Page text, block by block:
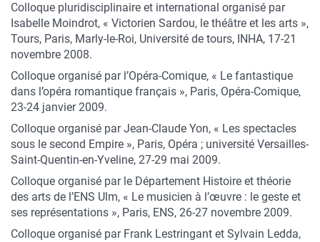
Colloque pluridisciplinaire et international organisé par
Isabelle Moindrot, « Victorien Sardou, le théâtre et les arts »,
Tours, Paris, Marly-le-Roi, Université de tours, INHA, 17-21
novembre 2008.
Colloque organisé par l’Opéra-Comique, « Le fantastique
dans l’opéra romantique français », Paris, Opéra-Comique,
23-24 janvier 2009.
Colloque organisé par Jean-Claude Yon, « Les spectacles
sous le second Empire », Paris, Opéra ; université Versailles-
Saint-Quentin-en-Yveline, 27-29 mai 2009.
Colloque organisé par le Département Histoire et théorie
des arts de l’ENS Ulm, « Le musicien à l’œuvre : le geste et
ses représentations », Paris, ENS, 26-27 novembre 2009.
Colloque organisé par Frank Lestringant et Sylvain Ledda,